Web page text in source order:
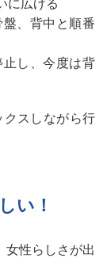
に広げる
、背中と順番
し、今度は背
クスしながら行
い！
女性らしさが出